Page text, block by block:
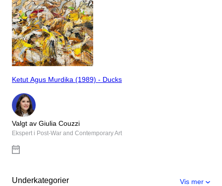
Ketut Agus Murdika (1989) - Ducks
Valgt av Giulia Couzzi
Ekspert i Post-War and Contemporary Art
Underkategorier Vis mer